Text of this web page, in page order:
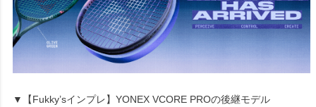
▼【Fukky’sインプレ】YONEX VCORE PROの後継モデル